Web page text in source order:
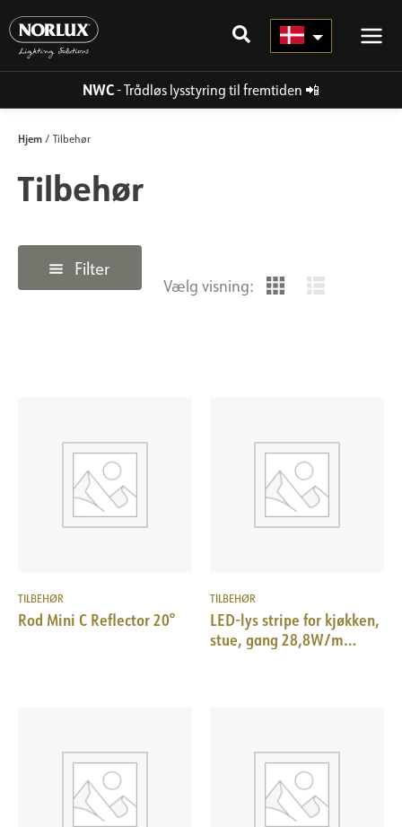
indhold
NWC- Trådløs lysstyring til fremtiden 📲
Hjem / Tilbehør
Tilbehør
Filter
Vælg visning:
TILBEHØR
Rod Mini C Reflector 20°
TILBEHØR
LED-lys stripe for kjøkken,
stue, gang 28,8W/m